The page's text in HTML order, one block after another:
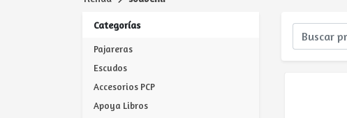
Categorías
Pajareras
Escudos
Accesorios PCP
Apoya Libros